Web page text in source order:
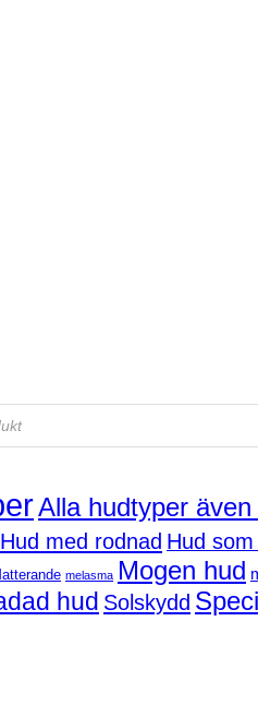
Alla hudtyper även
Hud med rodnad Hud
melasma Mogen hud
hud Solskydd